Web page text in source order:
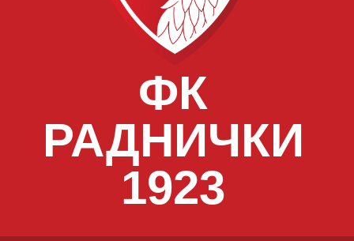
ФК
РАДНИЧКИ
1923